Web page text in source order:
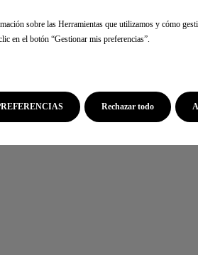
SYSTEM con navegación conectada
Auto y Apple Carplay
PLUS (3 años sin coste)
sobre las Herramientas que utilizamos y cómo
en el botón “Gestionar mis preferencias”.
Rechazar todo